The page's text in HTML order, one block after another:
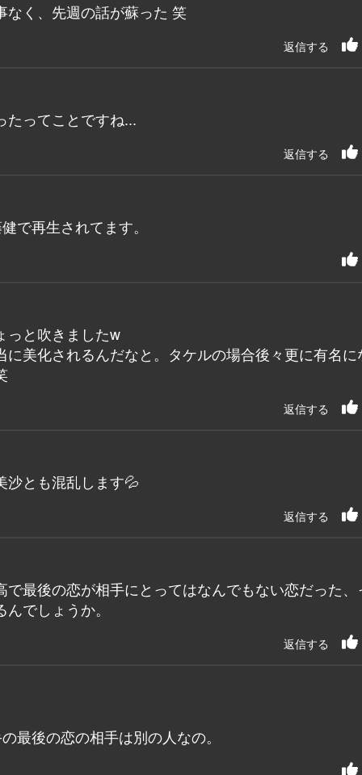
く、先週の話が蘇った 笑
返信する
たってことですね...
返信する
で再生されてます。
っと吹きましたw
美化されるんだなと。タケルの場合後々更に有名に
返信する
沙とも混乱します💦
返信する
最後の恋が相手にとってはなんでもない恋だった、
でしょうか。
返信する
最後の恋の相手は別の人なの。